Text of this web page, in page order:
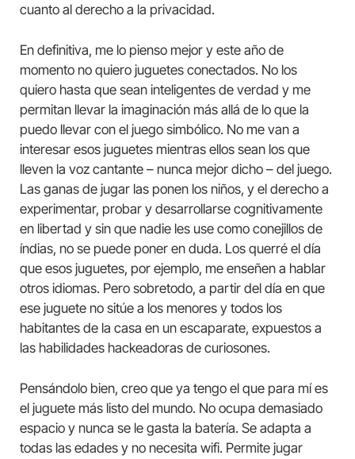
cuanto al derecho a la privacidad.
En definitiva, me lo pienso mejor y este año de
momento no quiero juguetes conectados. No los
quiero hasta que sean inteligentes de verdad y me
permitan llevar la imaginación más allá de lo que la
puedo llevar con el juego simbólico. No me van a
interesar esos juguetes mientras ellos sean los que
lleven la voz cantante – nunca mejor dicho – del juego.
Las ganas de jugar las ponen los niños, y el derecho a
experimentar, probar y desarrollarse cognitivamente
en libertad y sin que nadie les use como conejillos de
índias, no se puede poner en duda. Los querré el día
que esos juguetes, por ejemplo, me enseñen a hablar
otros idiomas. Pero sobretodo, a partir del día en que
ese juguete no sitúe a los menores y todos los
habitantes de la casa en un escaparate, expuestos a
las habilidades hackeadoras de curiosones.
Pensándolo bien, creo que ya tengo el que para mí es
el juguete más listo del mundo. No ocupa demasiado
espacio y nunca se le gasta la batería. Se adapta a
todas las edades y no necesita wifi. Permite jugar